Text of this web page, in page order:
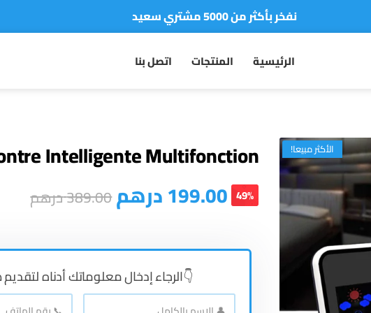
نفخر بأكثر من 5000 مشتري سعيد
الرئيسية المنتجات اتصل بنا
الأكثر مبيعا!
Intelligente Multifonction
199.00درهم389.00درهم 49%
👇الرجاء إدخال معلوماتك أدناه
👤
📞